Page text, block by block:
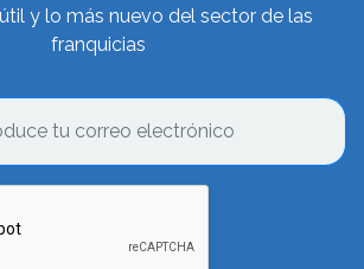
y lo más nuevo del sector de las
franquicias